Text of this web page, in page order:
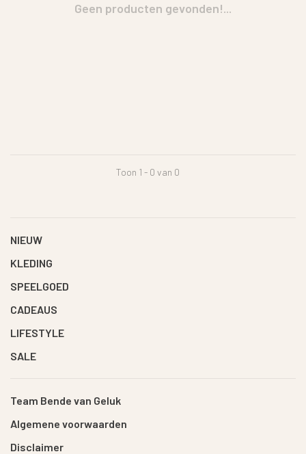
Geen producten gevonden!...
Toon 1 - 0 van 0
NIEUW
KLEDING
SPEELGOED
CADEAUS
LIFESTYLE
SALE
Team Bende van Geluk
Algemene voorwaarden
Disclaimer